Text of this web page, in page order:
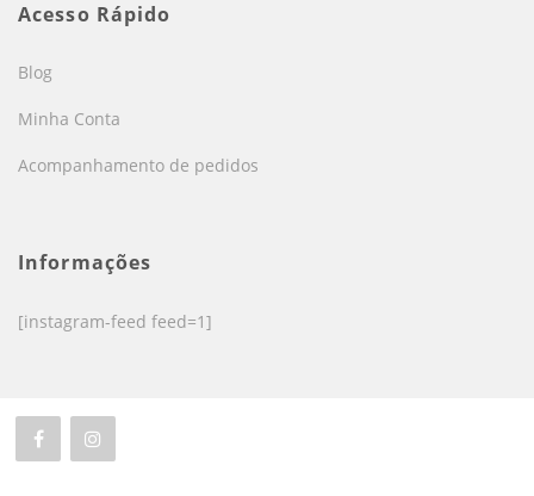
Acesso Rápido
Blog
Minha Conta
Acompanhamento de pedidos
Informações
[instagram-feed feed=1]